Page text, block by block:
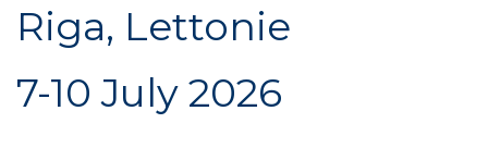
Riga, Lettonie
7-10 July 2026